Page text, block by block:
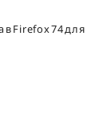
в Firefox 74 для